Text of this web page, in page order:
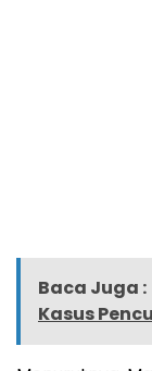
Baca Juga :
Kasus